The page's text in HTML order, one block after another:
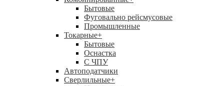
Бытовые
Фуговально рейсмусовые
Промышленные
Токарные+
Бытовые
Оснастка
С ЧПУ
Автоподатчики
Сверлильные+